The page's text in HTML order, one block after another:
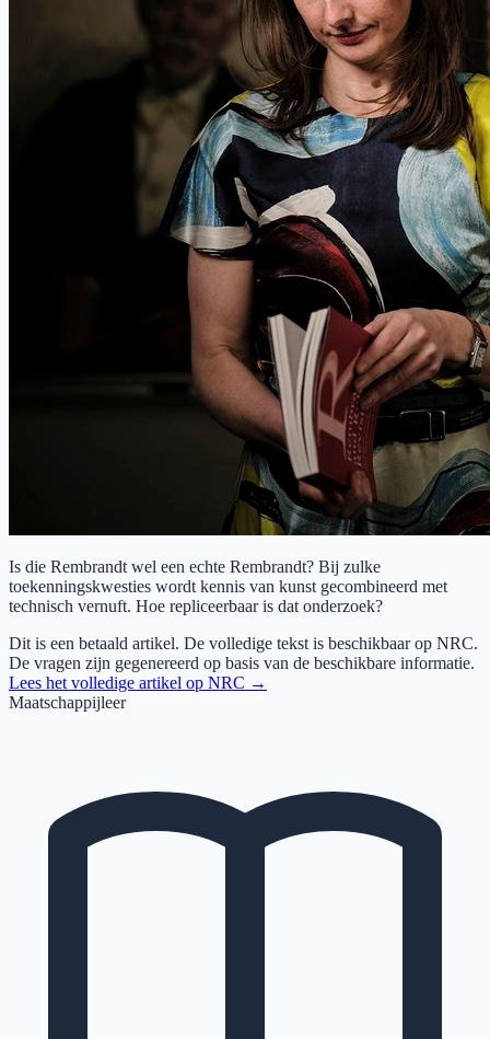
Is die Rembrandt wel een echte Rembrandt? Bij zulke
toekenningskwesties wordt kennis van kunst gecombineerd met
technisch vernuft. Hoe repliceerbaar is dat onderzoek?
Dit is een betaald artikel. De volledige tekst is beschikbaar op NRC.
De vragen zijn gegenereerd op basis van de beschikbare informatie.
Lees het volledige artikel op NRC →
Maatschappijleer